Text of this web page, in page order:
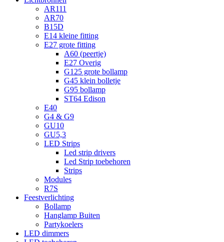
AR111
AR70
B15D
E14 kleine fitting
E27 grote fitting
A60 (peertje)
E27 Overig
G125 grote bollamp
G45 klein bolletje
G95 bollamp
ST64 Edison
E40
G4 & G9
GU10
GU5,3
LED Strips
Led strip drivers
Led Strip toebehoren
Strips
Modules
R7S
Feestverlichting
Bollamp
Hanglamp Buiten
Partykoelers
LED dimmers